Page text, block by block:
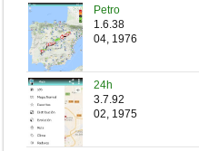
Petro
1.6.38
04, 1976
24h
3.7.92
02, 1975